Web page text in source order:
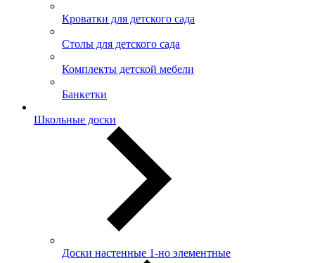
Кроватки для детского сада
Столы для детского сада
Комплекты детской мебели
Банкетки
Школьные доски
Доски настенные 1-но элементные